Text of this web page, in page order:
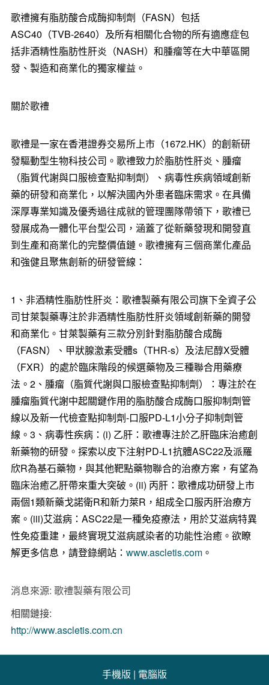
歌禮擁有脂肪酸合成酶抑制劑（FASN）包括
ASC40（TVB-2640）及所有相關化合物的所有適應症包
括非酒精性脂肪性肝炎（NASH）和腫瘤等在大中華區開
發、製造和商業化的獨家權益。
關於歌禮
歌禮是一家在香港證券交易所上市（1672.HK）的創新研
發驅動型生物科技公司。歌禮致力於脂肪性肝炎、腫瘤
（脂質代謝與口服檢查點抑制劑）、病毒性疾病領域創新
藥的研發和商業化，以解決國內外患者臨床需求。在具備
深厚專業知識及優秀過往成就的管理團隊帶領下，歌禮已
發展成為一體化平台型公司，涵蓋了從新藥發現和開發直
到生產和商業化的完整價值鏈。歌禮擁有三個商業化產品
和強健且聚焦創新的研發管線：
1、非酒精性脂肪性肝炎：歌禮製藥有限公司旗下全資子公
司甘萊製藥專注於非酒精性脂肪性肝炎領域創新藥的開發
和商業化。甘萊製藥有三款分別針對脂肪酸合成酶
（FASN）、甲狀腺激素受體s（THR-s）及法尼醇X受體
（FXR）的處於臨床階段的候選藥物及三種聯合用藥療
法。2、腫瘤（脂質代謝與口服檢查點抑制劑）：專注於在
腫瘤脂質代謝中起關鍵作用的脂肪酸合成酶口服抑制劑管
線以及新一代檢查點抑制劑-口服PD-L1小分子抑制劑管
線。3、病毒性疾病：(i) 乙肝：歌禮專注於乙肝臨床治癒創
新藥物的研發。探索以皮下注射PD-L1抗體ASC22及派羅
欣R為基石藥物，與其他靶點藥物聯合的治療方案，有望為
臨床治癒乙肝帶來重大突破。(ii) 丙肝：歌禮成功研發上市
兩個1類新藥戈諾衛R和新力萊R，組成全口服丙肝治療方
案。(iii)艾滋病：ASC22是一種免疫療法，用於艾滋病特異
性免疫重建，最終實現艾滋病感染者的功能性治癒。欲瞭
解更多信息，請登錄網站： www.ascletis.com。
消息來源: 歌禮製藥有限公司
相關鏈接:
http://www.ascletis.com.cn
手機版 | 電腦版